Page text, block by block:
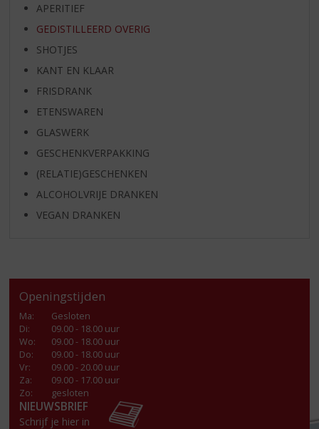
APERITIEF
GEDISTILLEERD OVERIG
SHOTJES
KANT EN KLAAR
FRISDRANK
ETENSWAREN
GLASWERK
GESCHENKVERPAKKING
(RELATIE)GESCHENKEN
ALCOHOLVRIJE DRANKEN
VEGAN DRANKEN
Openingstijden
Ma:
Gesloten
Di:
09.00 - 18.00 uur
Wo:
09.00 - 18.00 uur
Do:
09.00 - 18.00 uur
Vr:
09.00 - 20.00 uur
Za:
09.00 - 17.00 uur
Zo:
gesloten
NIEUWSBRIEF
Schrijf je hier in